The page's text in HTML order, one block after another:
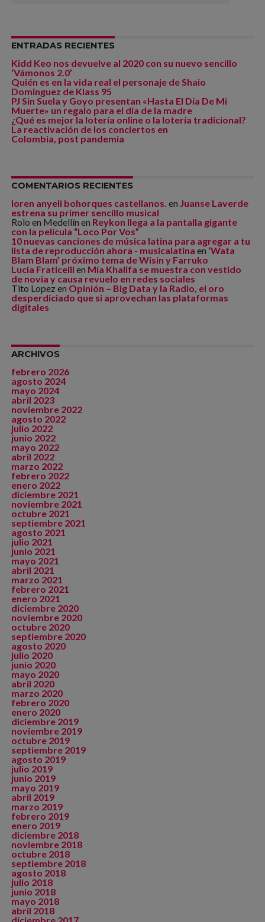
ENTRADAS RECIENTES
Kidd Keo nos devuelve al 2020 con su nuevo sencillo
‘Vámonos 2.0’
Quién es en la vida real el personaje de Shaio
Dominguez de Klass 95
PJ Sin Suela y Goyo presentan «Hasta El Día De Mi
Muerte» un regalo para el día de la madre
¿Qué es mejor la lotería online o la lotería tradicional?
La reactivación de los conciertos en
Colombia, post pandemia
COMENTARIOS RECIENTES
loren anyeli bohorques castellanos. en Juanse Laverde
estrena su primer sencillo musical
Rolo en Medellín en Reykon llega a la pantalla gigante
con la película “Loco Por Vos”
10 nuevas canciones de música latina para agregar a tu
lista de reproducción ahora - musicalatina en ‘Wata
Blam Blam’ próximo tema de Wisin y Farruko
Lucia Fraticellien Mía Khalifa se muestra con vestido
de novia y causa revuelo en redes sociales
Tito Lopez en Opinión – Big Data y la Radio, el oro
desperdiciado que si aprovechan las plataformas
digitales
ARCHIVOS
febrero 2026
agosto 2024
mayo 2024
abril 2023
noviembre 2022
agosto 2022
julio 2022
junio 2022
mayo 2022
abril 2022
marzo 2022
febrero 2022
enero 2022
diciembre 2021
noviembre 2021
octubre 2021
septiembre 2021
agosto 2021
julio 2021
junio 2021
mayo 2021
abril 2021
marzo 2021
febrero 2021
enero 2021
diciembre 2020
noviembre 2020
octubre 2020
septiembre 2020
agosto 2020
julio 2020
junio 2020
mayo 2020
abril 2020
marzo 2020
febrero 2020
enero 2020
diciembre 2019
noviembre 2019
octubre 2019
septiembre 2019
agosto 2019
julio 2019
junio 2019
mayo 2019
abril 2019
marzo 2019
febrero 2019
enero 2019
diciembre 2018
noviembre 2018
octubre 2018
septiembre 2018
agosto 2018
julio 2018
junio 2018
mayo 2018
abril 2018